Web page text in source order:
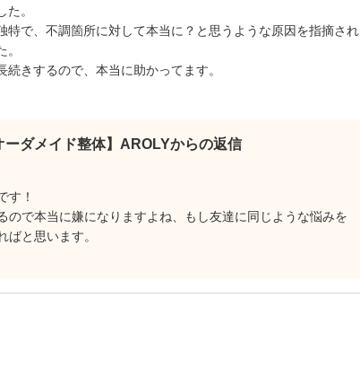
。
特で、不調箇所に対して本当に？と思うような原因を指摘され
きするので、本当に助かってます。
ーダメイド整体】AROLYからの返信
す！
ので本当に嫌になりますよね、もし友達に同じような悩みを
と思います。